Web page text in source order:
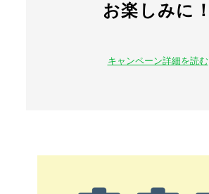
お楽しみに！
キャンペーン詳細を読む